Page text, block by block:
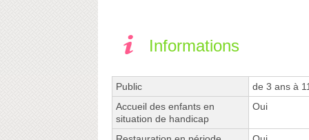
Informations
Public
de 3 ans à
Accueil des enfants en
situation de handicap
Oui